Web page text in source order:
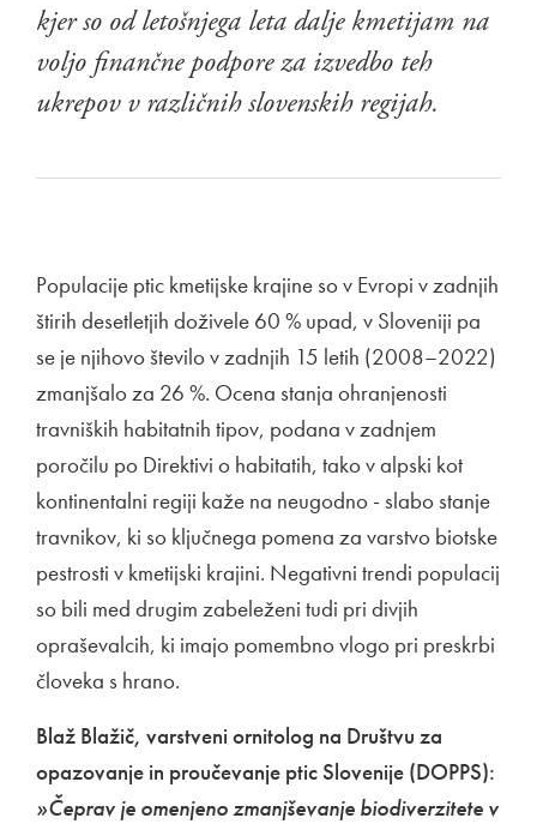
kjer so od letošnjega leta dalje kmetijam na
voljo finančne podpore za izvedbo teh
ukrepov v različnih slovenskih regijah.
Populacije ptic kmetijske krajine so v Evropi v zadnjih
štirih desetletjih doživele 60 % upad, v Sloveniji pa
se je njihovo število v zadnjih 15 letih (2008–2022)
zmanjšalo za 26 %. Ocena stanja ohranjenosti
travniških habitatnih tipov, podana v zadnjem
poročilu po Direktivi o habitatih, tako v alpski kot
kontinentalni regiji kaže na neugodno - slabo stanje
travnikov, ki so ključnega pomena za varstvo biotske
pestrosti v kmetijski krajini. Negativni trendi populacij
so bili med drugim zabeleženi tudi pri divjih
opraševalcih, ki imajo pomembno vlogo pri preskrbi
človeka s hrano.
Blaž Blažič, varstveni ornitolog na Društvu za
opazovanje in proučevanje ptic Slovenije (DOPPS):
»Čeprav je omenjeno zmanjševanje biodiverzitete v